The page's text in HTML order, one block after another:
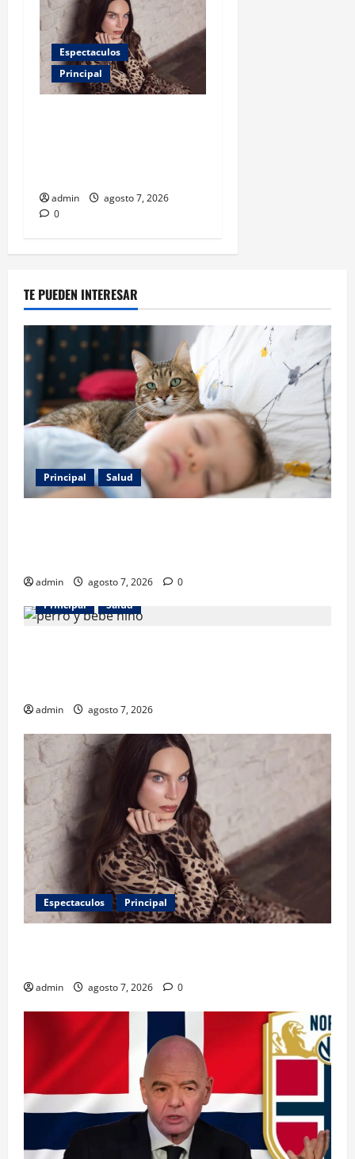
Espectaculos
Principal
admin
agosto 7, 2026
0
TE PUEDEN INTERESAR
Principal Salud
admin agosto 7, 2026
0
Principal
Salud
admin agosto 7, 2026
Espectaculos Principal
admin agosto 7, 2026 0